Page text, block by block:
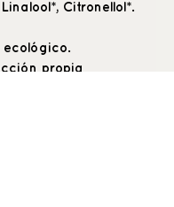
Citronellol*.
ecológico.
propia